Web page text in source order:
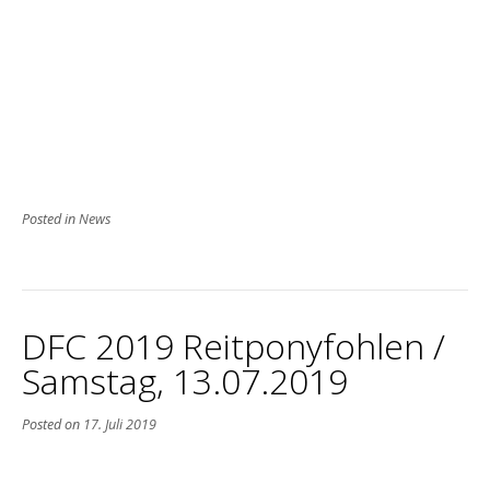
Posted inNews
DFC 2019 Reitponyfohlen /
Samstag, 13.07.2019
Posted on 17. Juli 2019